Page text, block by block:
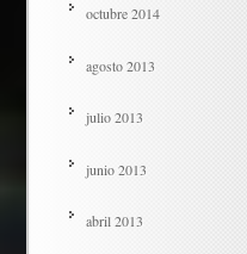
octubre 2014
agosto 2013
julio 2013
junio 2013
abril 2013